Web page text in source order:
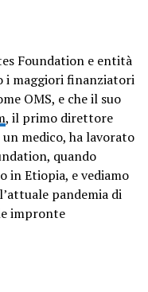
Foundation e entità
i maggiori finanziatori
OMS, e che il suo
, il primo direttore
medico, ha lavorato
quando
in Etiopia, e vediamo
pandemia di
impronte